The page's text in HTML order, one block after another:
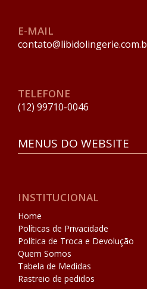
E-MAIL
TELEFONE
(12) 99710-0046
MENUS DO WEBSITE
INSTITUCIONAL
Home
Políticas de Privacidade
Política de Troca e Devolução
Quem Somos
Tabela de Medidas
Rastreio de pedidos